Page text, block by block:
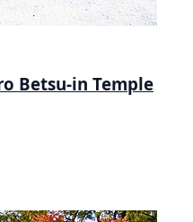
Betsu-in Temple